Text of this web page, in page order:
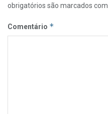
obrigatórios são marcados com
Comentário *